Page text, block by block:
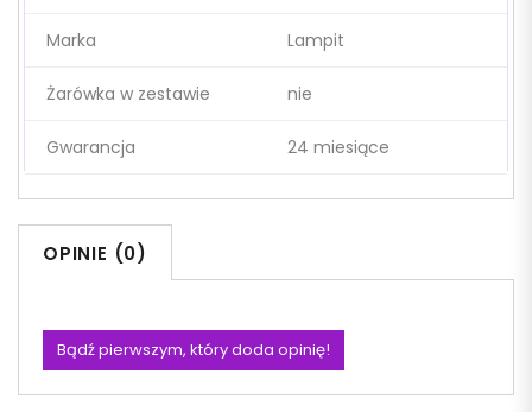
Marka Lampit
Żarówka w zestawie nie
Gwarancja 24 miesiące
OPINIE (0)
Bądź pierwszym, który doda opinię!